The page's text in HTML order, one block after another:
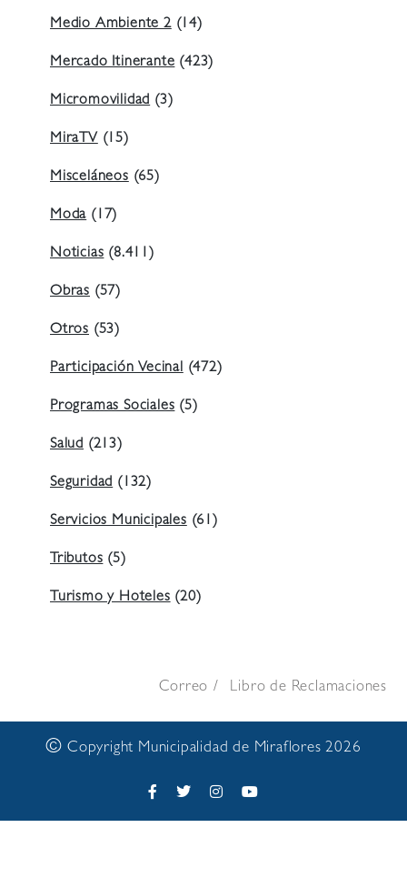
Medio Ambiente 2(14)
Mercado Itinerante (423)
Micromovilidad (3)
MiraTV (15)
Misceláneos (65)
Moda (17)
Noticias (8.411)
Obras (57)
Otros (53)
Participación Vecinal (472)
Programas Sociales (5)
Salud (213)
Seguridad (132)
Servicios Municipales (61)
Tributos (5)
Turismo y Hoteles (20)
Correo Libro de Reclamaciones
© Copyright Municipalidad de Miraflores 2026